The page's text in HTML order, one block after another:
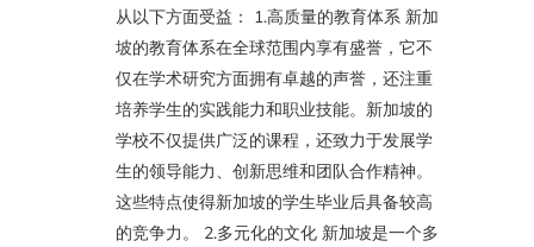
从以下方面受益： 1.高质量的教育体系 新加
坡的教育体系在全球范围内享有盛誉，它不
仅在学术研究方面拥有卓越的声誉，还注重
培养学生的实践能力和职业技能。新加坡的
学校不仅提供广泛的课程，还致力于发展学
生的领导能力、创新思维和团队合作精神。
这些特点使得新加坡的学生毕业后具备较高
的竞争力。 2.多元化的文化 新加坡是一个多